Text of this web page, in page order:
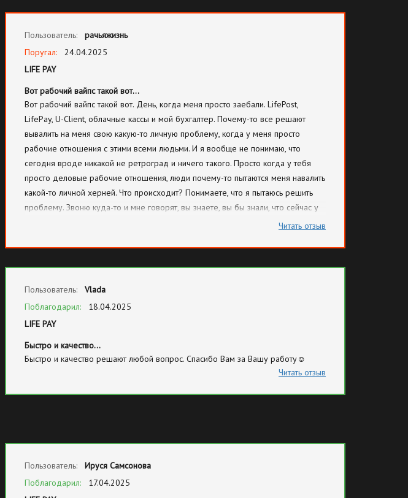
Пользователь:
рачьяжизнь
Поругал:
24.04.2025
LIFE PAY
Вот рабочий вайпс такой вот…
Вот рабочий вайпс такой вот. День, когда меня просто заебали. LifePost,
LifePay, U-Client, облачные кассы и мой бухгалтер. Почему-то все решают
вывалить на меня свою какую-то личную проблему, когда у меня просто
рабочие отношения с этими всеми людьми. И я вообще не понимаю, что
сегодня вроде никакой не ретроград и ничего такого. Просто когда у тебя
просто деловые рабочие отношения, люди почему-то пытаются меня навалить
какой-то личной херней. Что происходит? Понимаете, что я пытаюсь решить
проблему. Звоню куда-то и мне говорят, вы знаете, вы бы знали, что сейчас у
меня происходит. Я такая, я не хочу знать, что у вас происходит. Потому что у
Читать отзыв
Пользователь:
Vlada
Поблагодарил:
18.04.2025
LIFE PAY
Быстро и качество…
Быстро и качество решают любой вопрос. Спасибо Вам за Вашу работу☺️
Читать отзыв
Пользователь:
Ируся Самсонова
Поблагодарил:
17.04.2025